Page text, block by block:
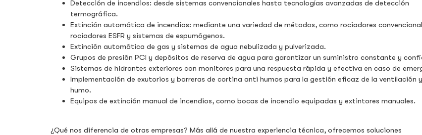
Detección de incendios: desde sistemas convencionales hasta tecnologías avanzadas de detección
termográfica.
Extinción automática de incendios: mediante una variedad de métodos, como rociadores
rociadores ESFR y sistemas de espumógenos.
Extinción automática de gas y sistemas de agua nebulizada y pulverizada.
Grupos de presión PCI y depósitos de reserva de agua para garantizar un suministro constante y
Sistemas de hidrantes exteriores con monitores para una respuesta rápida y efectiva en caso de
Implementación de exutorios y barreras de cortina anti humos para la gestión eficaz de la ventilación
humo.
Equipos de extinción manual de incendios, como bocas de incendio equipadas y extintores manuales.
¿Qué nos diferencia de otras empresas? Más allá de nuestra experiencia técnica, ofrecemos soluciones